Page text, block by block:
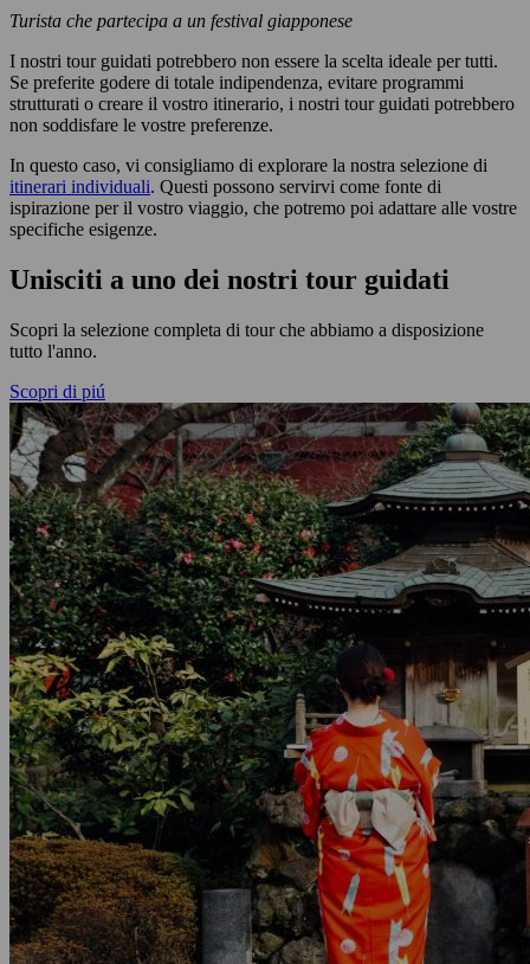
Turista che partecipa a un festival giapponese
I nostri tour guidati potrebbero non essere la scelta ideale per tutti.
Se preferite godere di totale indipendenza, evitare programmi
strutturati o creare il vostro itinerario, i nostri tour guidati potrebbero
non soddisfare le vostre preferenze.
In questo caso, vi consigliamo di explorare la nostra selezione di
itinerari individuali. Questi possono servirvi come fonte di
ispirazione per il vostro viaggio, che potremo poi adattare alle vostre
specifiche esigenze.
Unisciti a uno dei nostri tour guidati
Scopri la selezione completa di tour che abbiamo a disposizione
tutto l'anno.
Scopri di piú